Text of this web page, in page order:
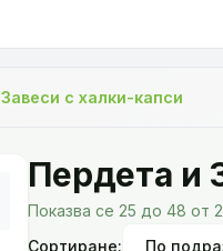
с халки-капси
Пердета и
Показва се 25 до 48 от
Сортиране: